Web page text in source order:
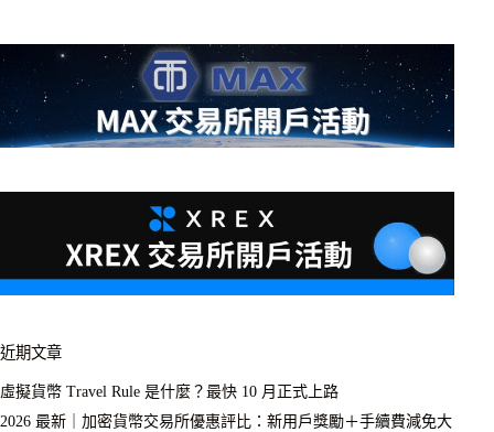
近期文章
虛擬貨幣 Travel Rule 是什麼？最快 10 月正式上路
2026 最新｜加密貨幣交易所優惠評比：新用戶獎勵＋手續費減免大